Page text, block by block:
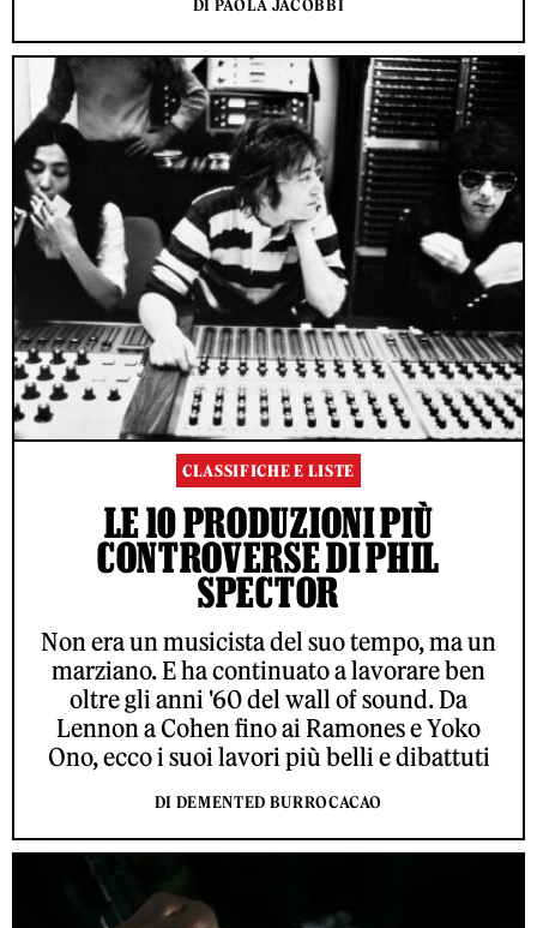
DI PAOLA JACOBBI
CLASSIFICHE E LISTE
LE 10 PRODUZIONI PIÙ
CONTROVERSE DI PHIL
SPECTOR
Non era un musicista del suo tempo, ma un
marziano. E ha continuato a lavorare ben
oltre gli anni '60 del wall of sound. Da
Lennon a Cohen fino ai Ramones e Yoko
Ono, ecco i suoi lavori più belli e dibattuti
DI DEMENTED BURROCACAO